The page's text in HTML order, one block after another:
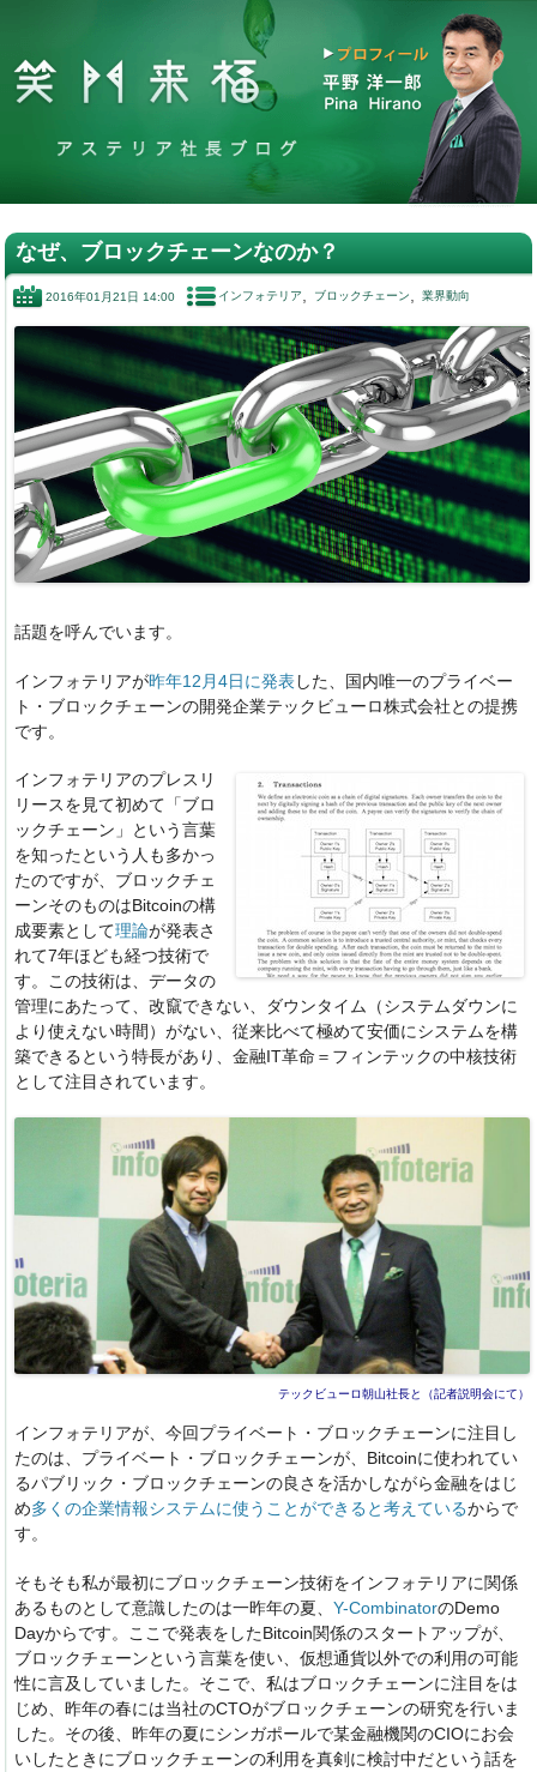
なぜ、ブロックチェーンなのか？
2016年01月21日 14:00 インフォテリア ブロックチェーン 業界動向
話題を呼んでいます。
インフォテリアが昨年12月4日に発表 した、国内唯一のプライベー
ト・ブロックチェーンの開発企業テックビューロ株式会社との提携
です。
インフォテリアのプレスリ
リースを見て初めて「ブロ
ックチェーン」という言葉
を知ったという人も多かっ
たのですが、ブロックチェ
ーンそのものはBitcoinの構
成要素として理論が発表さ
れて7年ほども経つ技術で
す。この技術は、データの
管理にあたって、改竄できない、ダウンタイム（システムダウンに
より使えない時間）がない、従来比べて極めて安価にシステムを構
築できるという特長があり、金融IT革命＝フィンテックの中核技術
として注目されています。
テックビューロ朝山社長と（記者説明会にて）
インフォテリアが、今回プライベート・ブロックチェーンに注目し
たのは、プライベート・ブロックチェーンが、Bitcoinに使われてい
るパブリック・ブロックチェーンの良さを活かしながら金融をはじ
め多くの企業情報システムに使うことができると考えているからで
す。
そもそも私が最初にブロックチェーン技術をインフォテリアに関係
あるものとして意識したのは一昨年の夏、Y-CombinatorのDemo
Dayからです。ここで発表をしたBitcoin関係のスタートアップが、
ブロックチェーンという言葉を使い、仮想通貨以外での利用の可能
性に言及していました。そこで、私はブロックチェーンに注目をは
じめ、昨年の春には当社のCTOがブロックチェーンの研究を行いま
した。その後、昨年の夏にシンガポールで某金融機関のCIOにお会
いしたときにブロックチェーンの利用を真剣に検討中だという話を